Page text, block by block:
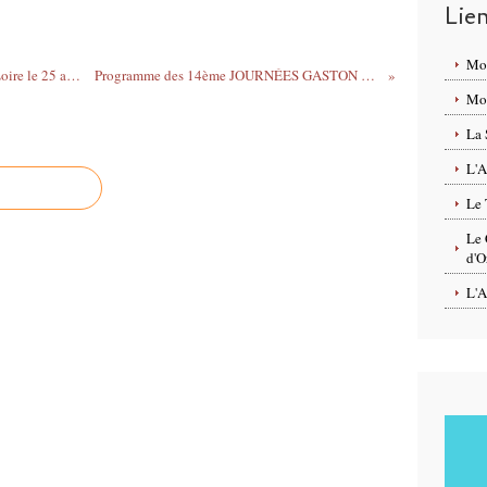
Concerts au Domaine de Chaumont-sur-Loire le 25 août 2019 – Gratuit sur présentation du billet d’entrée au Festival des Jardins Programme des 14ème JOURNÉES GASTON COUTÉ les 27, 28 et 29 septembre 2019 à MEUNG-SUR-LOIRE (45)
La
Le
Le